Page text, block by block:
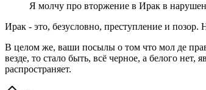
Я молчу про вторжение в Ирак в
Ирак - это, безусловно, преступление и
В целом же, ваши посылы о том что мол де
везде, то стало быть, всё черное, а белого
распространяет.